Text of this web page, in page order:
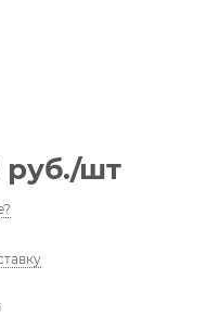
руб./шт